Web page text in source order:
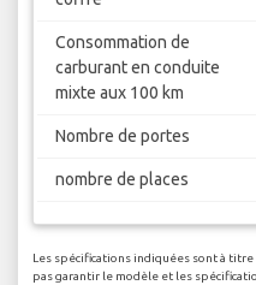
Consommation de
carburant en conduite
mixte aux 100 km
Nombre de portes
nombre de places
Les spécifications indiquées sont à
pas garantir le modèle et les